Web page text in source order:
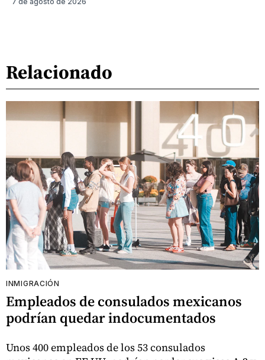
Relacionado
INMIGRACIÓN
Empleados de consulados mexicanos
podrían quedar indocumentados
Unos 400 empleados de los 53 consulados